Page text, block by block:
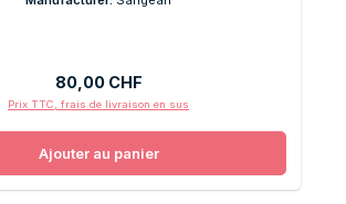
Prix régulier :
80,00 CHF
Prix TTC, frais de livraison en sus
Ajouter au panier